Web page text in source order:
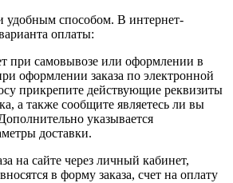
удобным способом. В интернет-
оплаты:
при самовывозе или оформлении в
оформлении заказа по электронной
прикрепите действующие реквизиты
а также сообщите являетесь ли вы
указывается
доставки.
на сайте через личный кабинет,
в форму заказа, счет на оплату